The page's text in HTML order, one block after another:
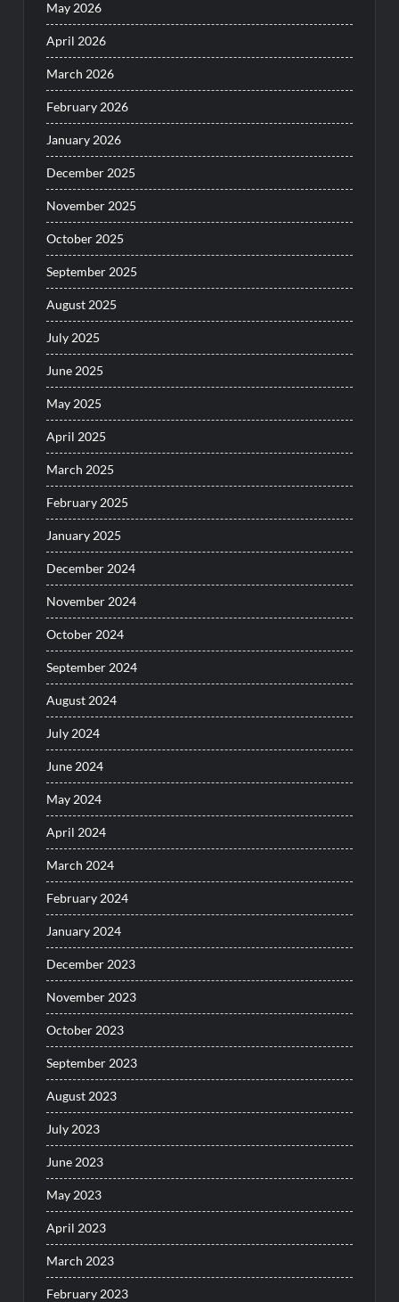
May 2026
April 2026
March 2026
February 2026
January 2026
December 2025
November 2025
October 2025
September 2025
August 2025
July 2025
June 2025
May 2025
April 2025
March 2025
February 2025
January 2025
December 2024
November 2024
October 2024
September 2024
August 2024
July 2024
June 2024
May 2024
April 2024
March 2024
February 2024
January 2024
December 2023
November 2023
October 2023
September 2023
August 2023
July 2023
June 2023
May 2023
April 2023
March 2023
February 2023